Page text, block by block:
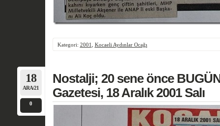
Kategori: 2001 Kocaeli Aydınlar Ocağı
18
ARA/21
0
Nostalji; 20 sene önce
Gazetesi, 18 Aralık 2001 Salı